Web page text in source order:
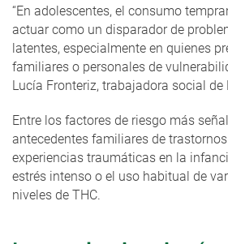
“En adolescentes, el consumo
actuar como un disparador de
latentes, especialmente en quienes
familiares o personales de
Lucía Fronteriz, trabajadora social de
Entre los factores de riesgo más
antecedentes familiares de
experiencias traumáticas en la
estrés intenso o el uso habitual de
niveles de THC.